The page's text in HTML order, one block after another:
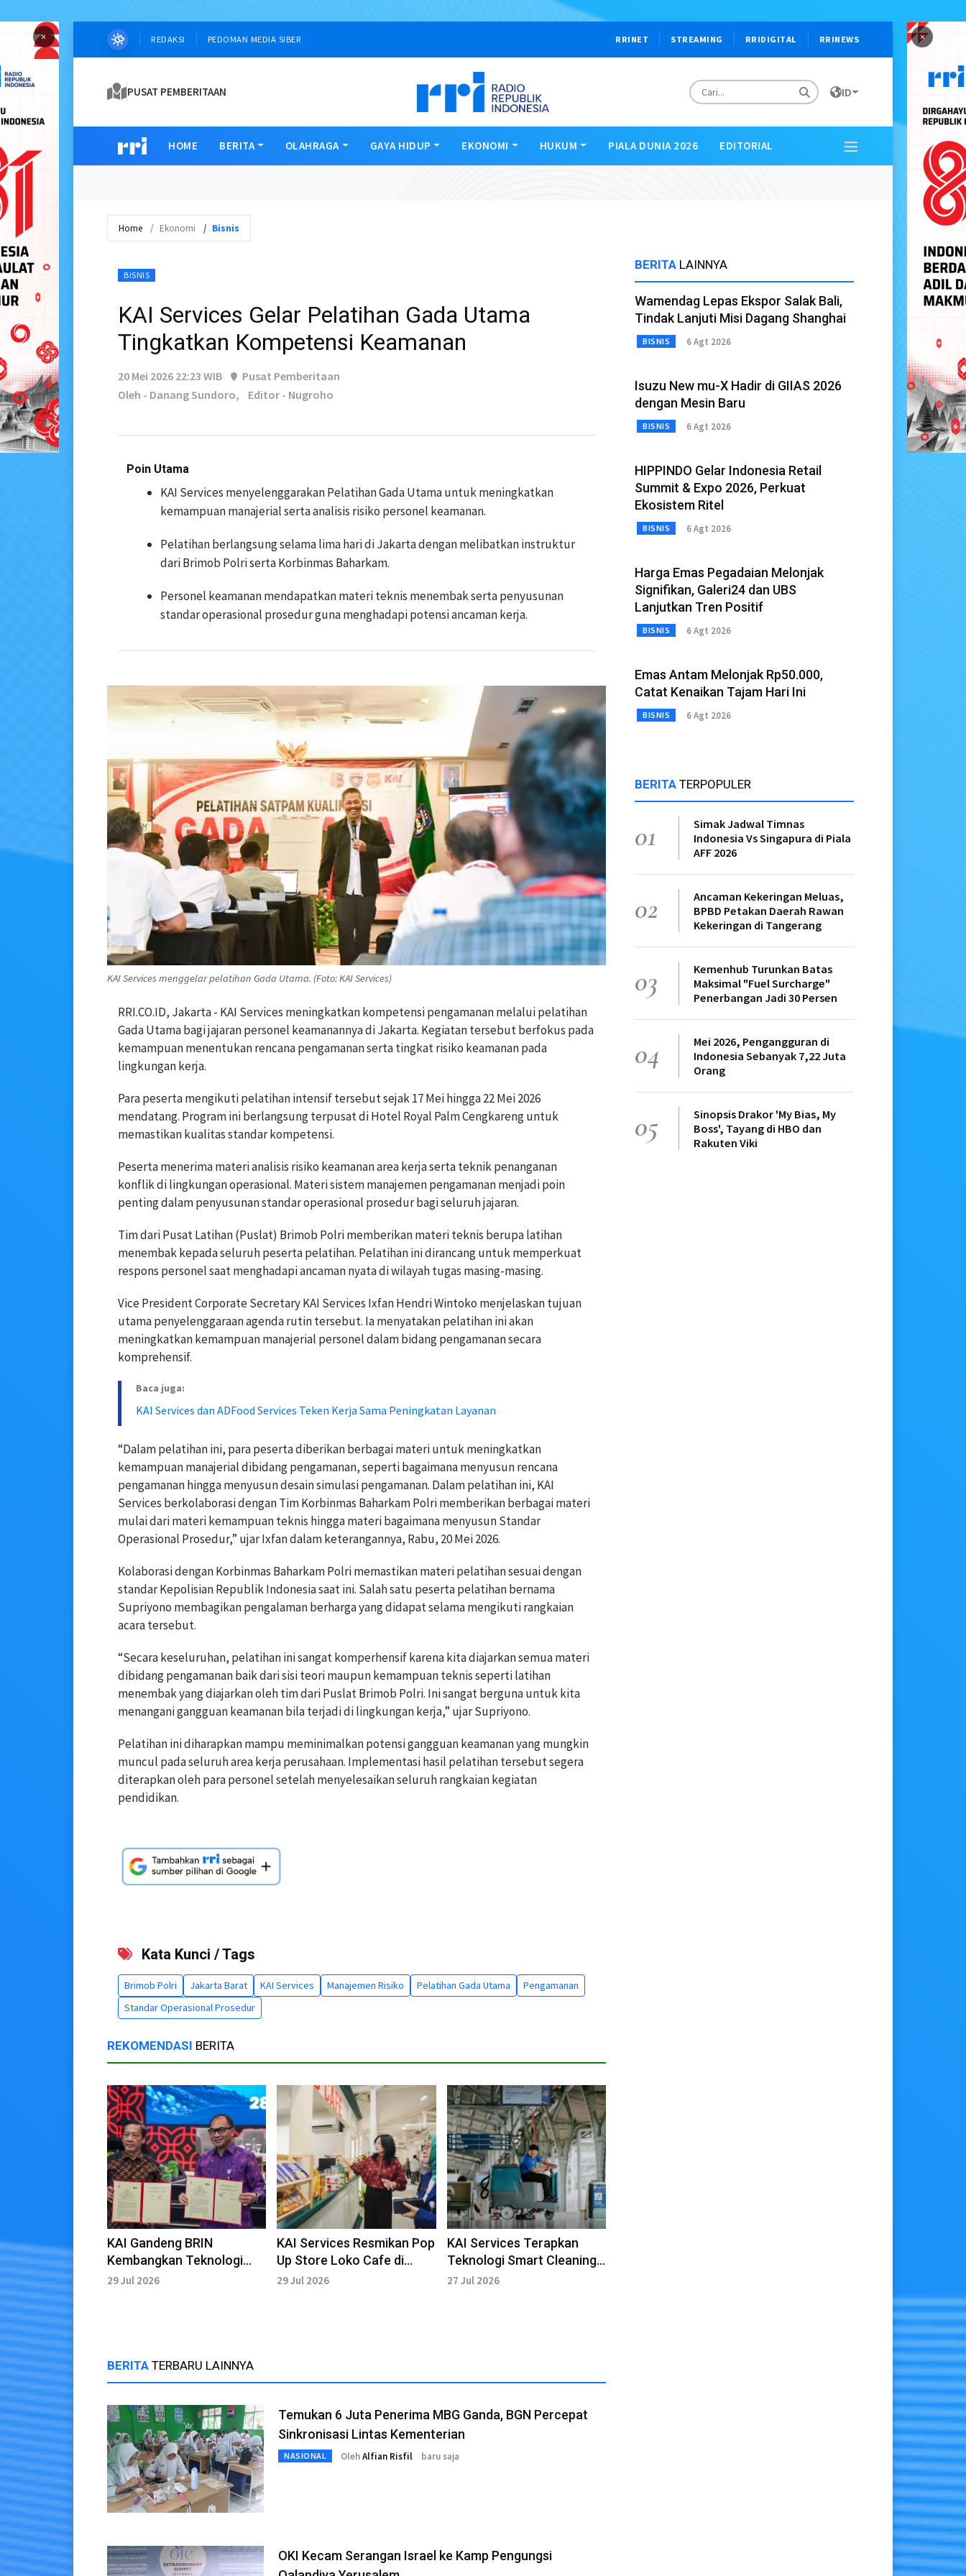
× ×
REDAKSI PEDOMAN MEDIA SIBER RRINET STREAMING RRIDIGITAL RRINEWS
PUSAT PEMBERITAAN ID
HOME BERITA OLAHRAGA GAYA HIDUP EKONOMI HUKUM PIALA DUNIA 2026 EDITORIAL
Home Ekonomi Bisnis
BISNIS
KAI Services Gelar Pelatihan Gada Utama
Tingkatkan Kompetensi Keamanan
20 Mei 2026 22:23 WIB
Pusat Pemberitaan
Oleh - Danang Sundoro,
Editor - Nugroho
Poin Utama
KAI Services menyelenggarakan Pelatihan Gada Utama untuk meningkatkan
kemampuan manajerial serta analisis risiko personel keamanan.
Pelatihan berlangsung selama lima hari di Jakarta dengan melibatkan instruktur
dari Brimob Polri serta Korbinmas Baharkam.
Personel keamanan mendapatkan materi teknis menembak serta penyusunan
standar operasional prosedur guna menghadapi potensi ancaman kerja.
KAI Services menggelar pelatihan Gada Utama. (Foto: KAI Services)
RRI.CO.ID, Jakarta - KAI Services meningkatkan kompetensi pengamanan melalui pelatihan
Gada Utama bagi jajaran personel keamanannya di Jakarta. Kegiatan tersebut berfokus pada
kemampuan menentukan rencana pengamanan serta tingkat risiko keamanan pada
lingkungan kerja.
Para peserta mengikuti pelatihan intensif tersebut sejak 17 Mei hingga 22 Mei 2026
mendatang. Program ini berlangsung terpusat di Hotel Royal Palm Cengkareng untuk
memastikan kualitas standar kompetensi.
Peserta menerima materi analisis risiko keamanan area kerja serta teknik penanganan
konflik di lingkungan operasional. Materi sistem manajemen pengamanan menjadi poin
penting dalam penyusunan standar operasional prosedur bagi seluruh jajaran.
Tim dari Pusat Latihan (Puslat) Brimob Polri memberikan materi teknis berupa latihan
menembak kepada seluruh peserta pelatihan. Pelatihan ini dirancang untuk memperkuat
respons personel saat menghadapi ancaman nyata di wilayah tugas masing-masing.
Vice President Corporate Secretary KAI Services Ixfan Hendri Wintoko menjelaskan tujuan
utama penyelenggaraan agenda rutin tersebut. Ia menyatakan pelatihan ini akan
meningkatkan kemampuan manajerial personel dalam bidang pengamanan secara
komprehensif.
Baca juga:
KAI Services dan ADFood Services Teken Kerja Sama Peningkatan Layanan
“Dalam pelatihan ini, para peserta diberikan berbagai materi untuk meningkatkan
kemampuan manajerial dibidang pengamanan, seperti bagaimana menyusun rencana
pengamanan hingga menyusun desain simulasi pengamanan. Dalam pelatihan ini, KAI
Services berkolaborasi dengan Tim Korbinmas Baharkam Polri memberikan berbagai materi
mulai dari materi kemampuan teknis hingga materi bagaimana menyusun Standar
Operasional Prosedur,” ujar Ixfan dalam keterangannya, Rabu, 20 Mei 2026.
Kolaborasi dengan Korbinmas Baharkam Polri memastikan materi pelatihan sesuai dengan
standar Kepolisian Republik Indonesia saat ini. Salah satu peserta pelatihan bernama
Supriyono membagikan pengalaman berharga yang didapat selama mengikuti rangkaian
acara tersebut.
“Secara keseluruhan, pelatihan ini sangat komperhensif karena kita diajarkan semua materi
dibidang pengamanan baik dari sisi teori maupun kemampuan teknis seperti latihan
menembak yang diajarkan oleh tim dari Puslat Brimob Polri. Ini sangat berguna untuk kita
menangani gangguan keamanan bila terjadi di lingkungan kerja,” ujar Supriyono.
Pelatihan ini diharapkan mampu meminimalkan potensi gangguan keamanan yang mungkin
muncul pada seluruh area kerja perusahaan. Implementasi hasil pelatihan tersebut segera
diterapkan oleh para personel setelah menyelesaikan seluruh rangkaian kegiatan
pendidikan.
Kata Kunci / Tags
Brimob Polri Jakarta Barat KAI Services Manajemen Risiko Pelatihan Gada Utama
Pengamanan
Standar Operasional Prosedur
REKOMENDASI BERITA
KAI Gandeng BRIN
Kembangkan Teknologi
Keselamatan Kereta
29 Jul 2026
KAI Services Resmikan Pop
Up Store Loko Cafe di
RSPJ Jakarta
29 Jul 2026
KAI Services Terapkan
Teknologi Smart Cleaning
di Stasiun Kereta
27 Jul 2026
BERITA TERBARU LAINNYA
Temukan 6 Juta Penerima MBG Ganda, BGN Percepat
Sinkronisasi Lintas Kementerian
NASIONAL OlehAlfian Risfil baru saja
OKI Kecam Serangan Israel ke Kamp Pengungsi
BERITA LAINNYA
Wamendag Lepas Ekspor Salak Bali,
Tindak Lanjuti Misi Dagang Shanghai
BISNIS 6 Agt 2026
Isuzu New mu-X Hadir di GIIAS 2026
dengan Mesin Baru
BISNIS 6 Agt 2026
HIPPINDO Gelar Indonesia Retail
Summit & Expo 2026, Perkuat
Ekosistem Ritel
BISNIS 6 Agt 2026
Harga Emas Pegadaian Melonjak
Signifikan, Galeri24 dan UBS
Lanjutkan Tren Positif
BISNIS 6 Agt 2026
Emas Antam Melonjak Rp50.000,
Catat Kenaikan Tajam Hari Ini
BISNIS 6 Agt 2026
BERITA TERPOPULER
01
Simak Jadwal Timnas
Indonesia Vs Singapura di Piala
AFF 2026
02
Ancaman Kekeringan Meluas,
BPBD Petakan Daerah Rawan
Kekeringan di Tangerang
03
Kemenhub Turunkan Batas
Maksimal "Fuel Surcharge"
Penerbangan Jadi 30 Persen
04
Mei 2026, Pengangguran di
Indonesia Sebanyak 7,22 Juta
Orang
05
Sinopsis Drakor 'My Bias, My
Boss', Tayang di HBO dan
Rakuten Viki